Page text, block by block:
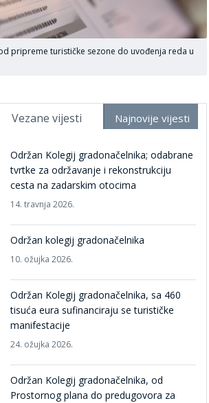
pripreme turističke sezone do uvođenja reda u
Vezane vijesti Najnovije vijesti
Održan Kolegij gradonačelnika; odabrane
tvrtke za održavanje i rekonstrukciju
cesta na zadarskim otocima
14. travnja 2026.
Održan kolegij gradonačelnika
10. ožujka 2026.
Održan Kolegij gradonačelnika, sa 460
tisuća eura sufinanciraju se turističke
manifestacije
24. ožujka 2026.
Održan Kolegij gradonačelnika, od
Prostornog plana do predugovora za